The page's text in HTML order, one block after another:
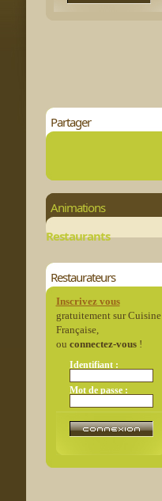
Partager
Animations
Restaurants
Restaurateurs
Inscrivez vous
gratuitement sur Cuisine
Française,
ou connectez-vous!
Identifiant :
Mot de passe :